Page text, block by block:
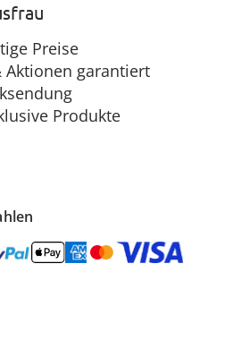
Preise
Aktionen garantiert
Produkte